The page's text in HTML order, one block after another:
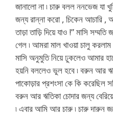
জানালো না ৷ চারু বলল ননভেজ যা
জন্য রান্না করো , চিকেন আচারি ,
তাড়া তাড়ি দিয়ে যাও !” মাসি
গেল ৷ আমরা মাল খাওয়া চালু
মাসি অনুমুতি নিয়ে ঢুকলেও আমার
হয়নি বললেও ভুল হবে ৷ বরুন আর
পাকোড়ার প্রশংসা কে কি করেছিল
বরুন আর ঋতিকা চোদার জন্য
৷ এবার আমি আর চারু ৷ চারু দারুন